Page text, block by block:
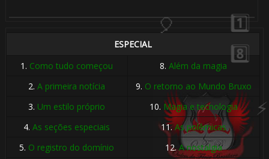
ESPECIAL
1. Como tudo começou 8.Além da magia
2.A primeira notícia 9. O retorno ao Mundo Bruxo
3. Um estilo próprio 10. Magia e tecnologia
4.As seções especiais 11.As polêmicas
5. O registro do domínio 12.A nostalgia